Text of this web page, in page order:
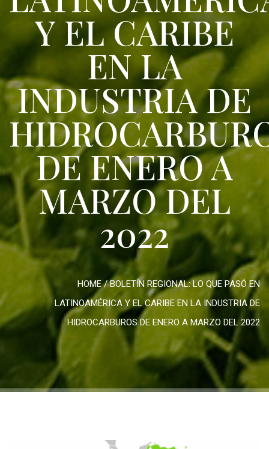
Y EL CARIBE
EN LA
INDUSTRIA DE
DE ENERO A
MARZO DEL
2022
HOME/BOLETÍN REGIONAL: LO QUE PASÓ EN
LATINOAMÉRICA Y EL CARIBE EN LA INDUSTRIA DE
HIDROCARBUROS DE ENERO A MARZO DEL 2022